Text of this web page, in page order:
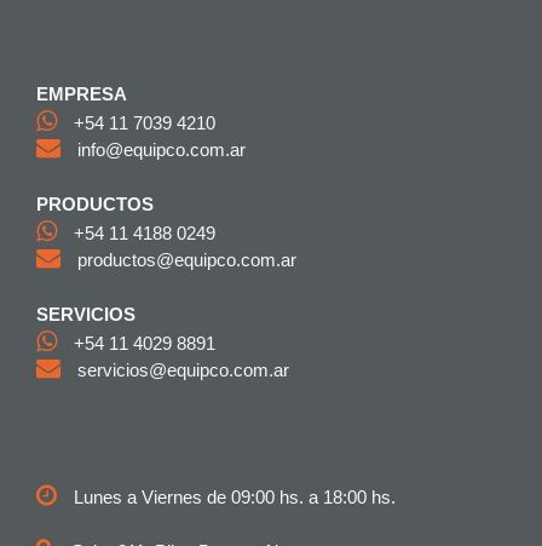
EMPRESA
+54 11 7039 4210
info@equipco.com.ar
PRODUCTOS
+54 11 4188 0249
productos@equipco.com.ar
SERVICIOS
+54 11 4029 8891
servicios@equipco.com.ar
Lunes a Viernes de 09:00 hs. a 18:00 hs.